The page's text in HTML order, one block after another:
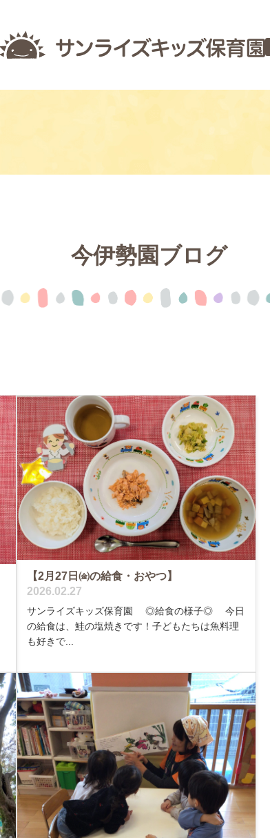
今伊勢園ブログ
【2月27日㈮の給食・おやつ】
2026.02.27
サンライズキッズ保育園 ◎給食の様子◎ 今日
の給食は、鮭の塩焼きです！子どもたちは魚料理
も好きで...